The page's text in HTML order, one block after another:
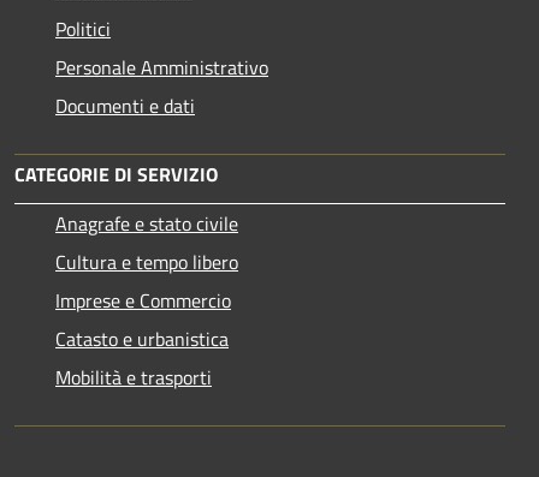
Politici
Personale Amministrativo
Documenti e dati
CATEGORIE DI SERVIZIO
Anagrafe e stato civile
Cultura e tempo libero
Imprese e Commercio
Catasto e urbanistica
Mobilità e trasporti